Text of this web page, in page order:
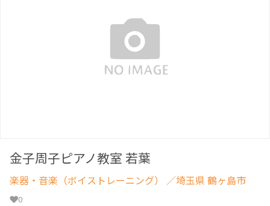
金子周子ピアノ教室 若葉
楽器・音楽（ボイストレーニング） ／埼玉県 鶴ヶ島市
0